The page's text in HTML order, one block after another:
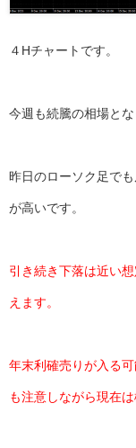
４Hチャートです。
今週も続騰の相場とな
昨日のローソク足で
が高いです。
引き続き下落は近い
えます。
年末利確売りが入る
も注意しながら現在は